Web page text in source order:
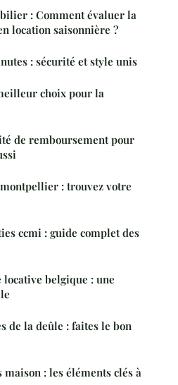
: Comment évaluer la
location saisonnière ?
: sécurité et style unis
choix pour la
de remboursement pour
: trouvez votre
ccmi : guide complet des
belgique : une
de la deûle : faites le bon
: les éléments clés à